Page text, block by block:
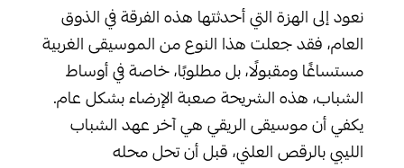
نعود إلى الهزة التي أحدثتها هذه الفرقة في الذوق
العام، فقد جعلت هذا النوع من الموسيقى الغربية
مستساغًا ومقبولًا، بل مطلوبًا، خاصة في أوساط
الشباب، هذه الشريحة صعبة الإرضاء بشكل عام.
يكفي أن موسيقى الريقي هي آخر عهد الشباب
الليبي بالرقص العلني، قبل أن تحل محله